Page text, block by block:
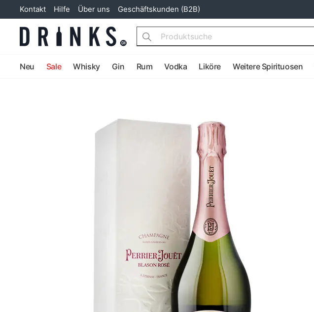
Kontakt Hilfe Über uns Geschäftskunden (B2B)
Search
Neu Sale Whisky Gin Rum Vodka Liköre Weitere Spirituosen